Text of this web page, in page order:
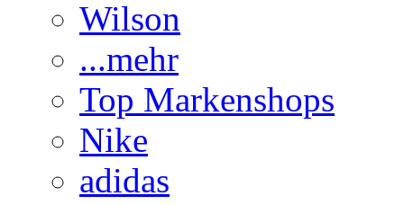
Wilson
...mehr
Top Markenshops
Nike
adidas